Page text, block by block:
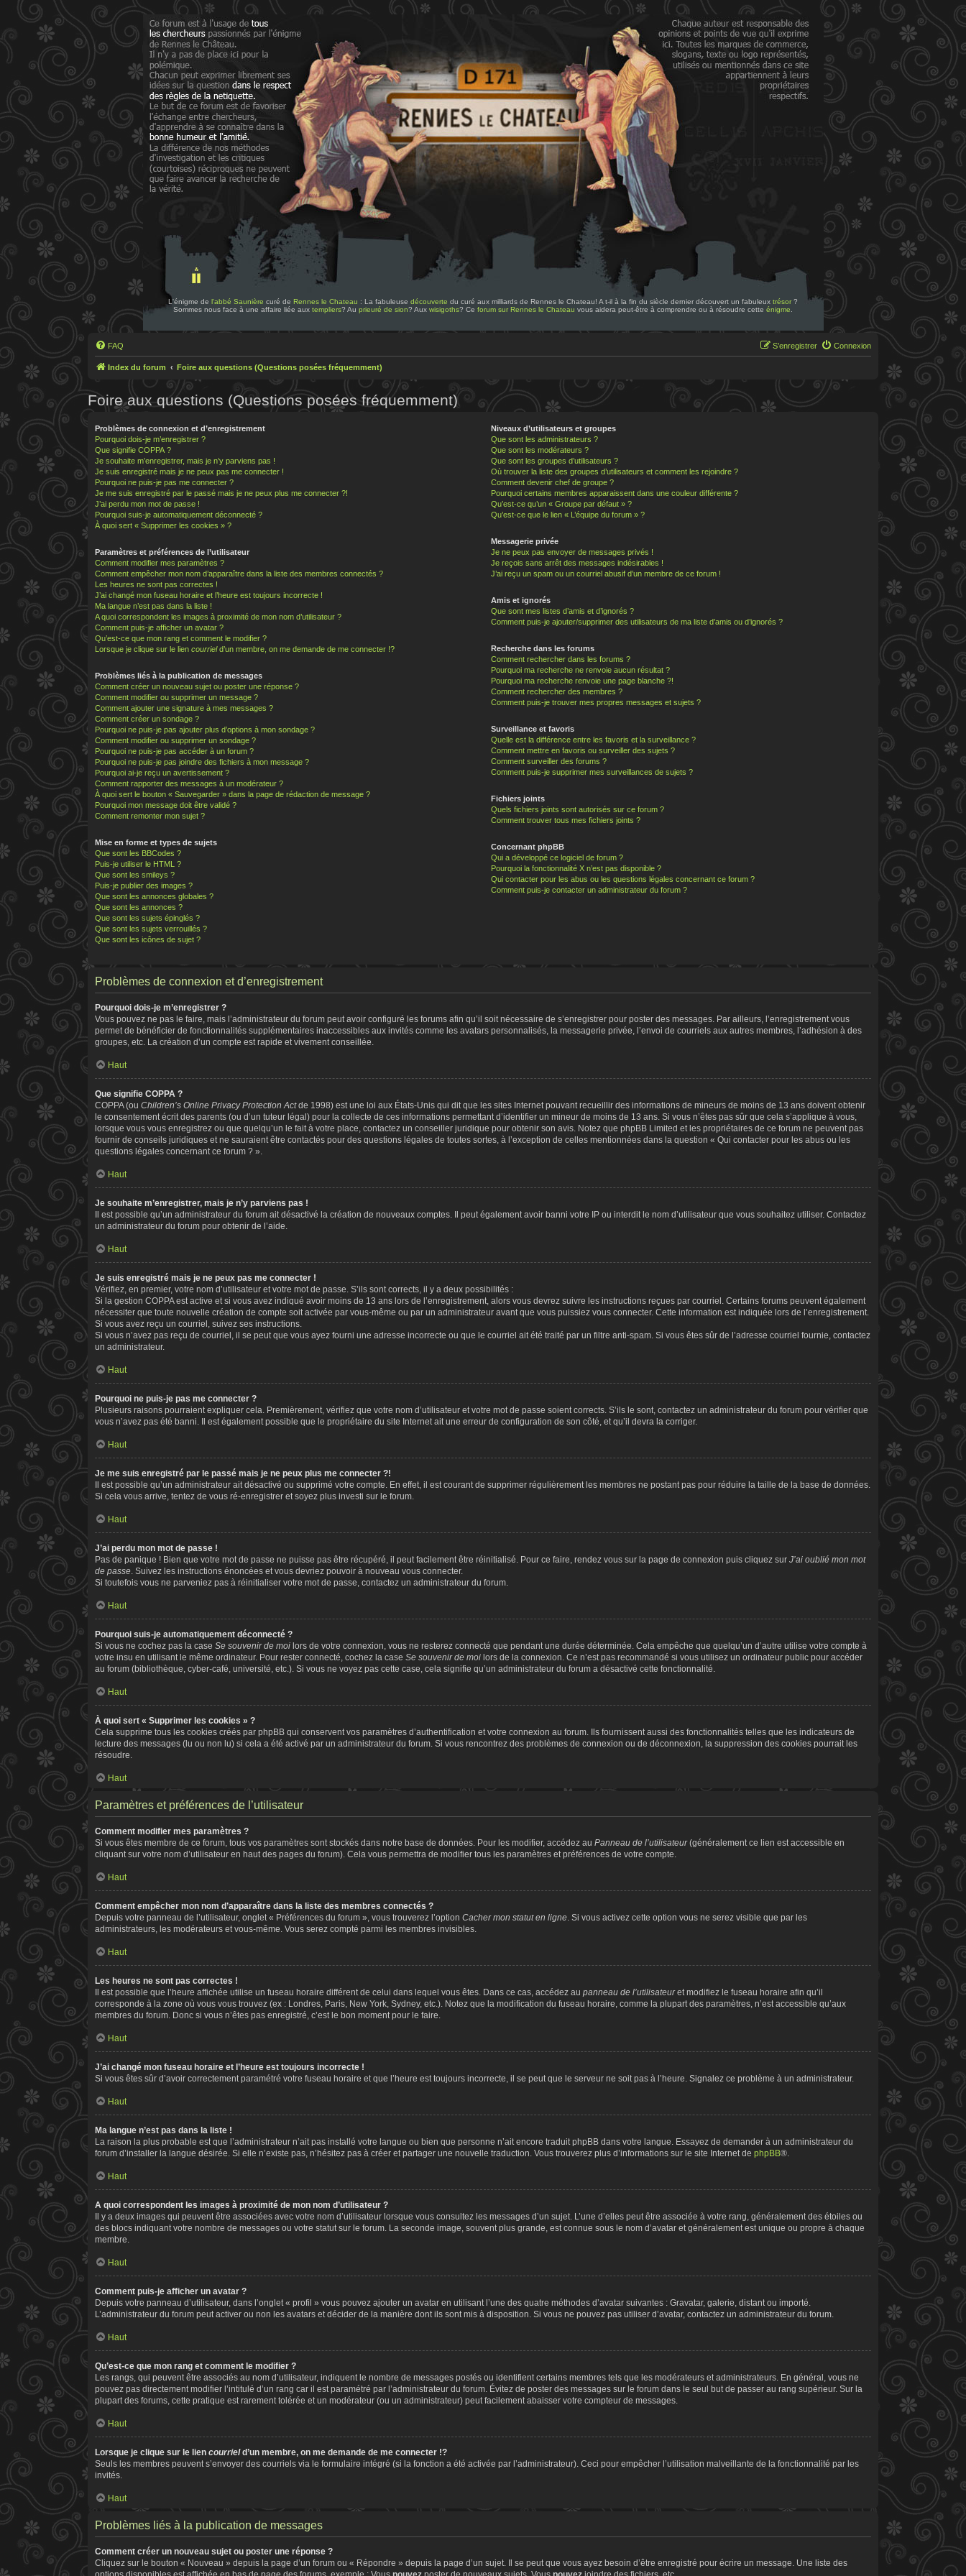
L'énigme de l'abbé Saunière curé de Rennes le Chateau : La fabuleuse découverte du curé aux milliards de Rennes le Chateau! A t-il à la fin du siècle dernier découvert un fabuleux trésor ?
Sommes nous face à une affaire liée aux templiers? Au prieuré de sion? Aux wisigoths? Ce forum sur Rennes le Chateau vous aidera peut-être à comprendre ou à résoudre cette énigme
FAQ Connexion
S’enregistrer
Index du forum Foire aux questions (Questions posées fréquemment)
Foire aux questions (Questions posées fréquemment)
Problèmes de connexion et d’enregistrement
Pourquoi dois-je m’enregistrer ?
Que signifie COPPA ?
Je souhaite m’enregistrer, mais je n’y parviens pas !
Je suis enregistré mais je ne peux pas me connecter !
Pourquoi ne puis-je pas me connecter ?
Je me suis enregistré par le passé mais je ne peux plus me connecter ?!
J’ai perdu mon mot de passe !
Pourquoi suis-je automatiquement déconnecté ?
À quoi sert « Supprimer les cookies » ?
Paramètres et préférences de l’utilisateur
Comment modifier mes paramètres ?
Comment empêcher mon nom d’apparaître dans la liste des membres connectés ?
Les heures ne sont pas correctes !
J’ai changé mon fuseau horaire et l’heure est toujours incorrecte !
Ma langue n’est pas dans la liste !
A quoi correspondent les images à proximité de mon nom d’utilisateur ?
Comment puis-je afficher un avatar ?
Qu’est-ce que mon rang et comment le modifier ?
Lorsque je clique sur le lien courrield’un membre, on me demande de me connecter !?
Problèmes liés à la publication de messages
Comment créer un nouveau sujet ou poster une réponse ?
Comment modifier ou supprimer un message ?
Comment ajouter une signature à mes messages ?
Comment créer un sondage ?
Pourquoi ne puis-je pas ajouter plus d’options à mon sondage ?
Comment modifier ou supprimer un sondage ?
Pourquoi ne puis-je pas accéder à un forum ?
Pourquoi ne puis-je pas joindre des fichiers à mon message ?
Pourquoi ai-je reçu un avertissement ?
Comment rapporter des messages à un modérateur ?
À quoi sert le bouton « Sauvegarder » dans la page de rédaction de message ?
Pourquoi mon message doit être validé ?
Comment remonter mon sujet ?
Mise en forme et types de sujets
Que sont les BBCodes ?
Puis-je utiliser le HTML ?
Que sont les smileys ?
Puis-je publier des images ?
Que sont les annonces globales ?
Que sont les annonces ?
Que sont les sujets épinglés ?
Que sont les sujets verrouillés ?
Que sont les icônes de sujet ?
Niveaux d’utilisateurs et groupes
Que sont les administrateurs ?
Que sont les modérateurs ?
Que sont les groupes d’utilisateurs ?
Où trouver la liste des groupes d’utilisateurs et comment les rejoindre ?
Comment devenir chef de groupe ?
Pourquoi certains membres apparaissent dans une couleur différente ?
Qu’est-ce qu’un « Groupe par défaut » ?
Qu’est-ce que le lien « L’équipe du forum » ?
Messagerie privée
Je ne peux pas envoyer de messages privés !
Je reçois sans arrêt des messages indésirables !
J’ai reçu un spam ou un courriel abusif d’un membre de ce forum !
Amis et ignorés
Que sont mes listes d’amis et d’ignorés ?
Comment puis-je ajouter/supprimer des utilisateurs de ma liste d’amis ou d’ignorés ?
Recherche dans les forums
Comment rechercher dans les forums ?
Pourquoi ma recherche ne renvoie aucun résultat ?
Pourquoi ma recherche renvoie une page blanche ?!
Comment rechercher des membres ?
Comment puis-je trouver mes propres messages et sujets ?
Surveillance et favoris
Quelle est la différence entre les favoris et la surveillance ?
Comment mettre en favoris ou surveiller des sujets ?
Comment surveiller des forums ?
Comment puis-je supprimer mes surveillances de sujets ?
Fichiers joints
Quels fichiers joints sont autorisés sur ce forum ?
Comment trouver tous mes fichiers joints ?
Concernant phpBB
Qui a développé ce logiciel de forum ?
Pourquoi la fonctionnalité X n’est pas disponible ?
Qui contacter pour les abus ou les questions légales concernant ce forum ?
Comment puis-je contacter un administrateur du forum ?
Problèmes de connexion et d’enregistrement
Pourquoi dois-je m’enregistrer ?
Vous pouvez ne pas le faire, mais l’administrateur du forum peut avoir configuré les forums afin qu’il soit nécessaire de s’enregistrer pour poster des messages. Par ailleurs, l’enregistrement vous
permet de bénéficier de fonctionnalités supplémentaires inaccessibles aux invités comme les avatars personnalisés, la messagerie privée, l’envoi de courriels aux autres membres, l’adhésion à des
groupes, etc. La création d’un compte est rapide et vivement conseillée.
Haut
Que signifie COPPA ?
COPPA (ou Children’s Online Privacy Protection Actde 1998) est une loi aux États-Unis qui dit que les sites Internet pouvant recueillir des informations de mineurs de moins de 13 ans doivent obtenir
le consentement écrit des parents (ou d’un tuteur légal) pour la collecte de ces informations permettant d’identifier un mineur de moins de 13 ans. Si vous n’êtes pas sûr que cela s’applique à vous,
lorsque vous vous enregistrez ou que quelqu’un le fait à votre place, contactez un conseiller juridique pour obtenir son avis. Notez que phpBB Limited et les propriétaires de ce forum ne peuvent pas
fournir de conseils juridiques et ne sauraient être contactés pour des questions légales de toutes sortes, à l’exception de celles mentionnées dans la question « Qui contacter pour les abus ou les
questions légales concernant ce forum ? ».
Haut
Je souhaite m’enregistrer, mais je n’y parviens pas !
Il est possible qu’un administrateur du forum ait désactivé la création de nouveaux comptes. Il peut également avoir banni votre IP ou interdit le nom d’utilisateur que vous souhaitez utiliser. Contactez
un administrateur du forum pour obtenir de l’aide.
Haut
Je suis enregistré mais je ne peux pas me connecter !
Vérifiez, en premier, votre nom d’utilisateur et votre mot de passe. S’ils sont corrects, il y a deux possibilités :
Si la gestion COPPA est active et si vous avez indiqué avoir moins de 13 ans lors de l’enregistrement, alors vous devrez suivre les instructions reçues par courriel. Certains forums peuvent également
nécessiter que toute nouvelle création de compte soit activée par vous-même ou par un administrateur avant que vous puissiez vous connecter. Cette information est indiquée lors de l’enregistrement.
Si vous avez reçu un courriel, suivez ses instructions.
Si vous n’avez pas reçu de courriel, il se peut que vous ayez fourni une adresse incorrecte ou que le courriel ait été traité par un filtre anti-spam. Si vous êtes sûr de l’adresse courriel fournie, contactez
un administrateur.
Haut
Pourquoi ne puis-je pas me connecter ?
Plusieurs raisons pourraient expliquer cela. Premièrement, vérifiez que votre nom d’utilisateur et votre mot de passe soient corrects. S’ils le sont, contactez un administrateur du forum pour vérifier que
vous n’avez pas été banni. Il est également possible que le propriétaire du site Internet ait une erreur de configuration de son côté, et qu’il devra la corriger.
Haut
Je me suis enregistré par le passé mais je ne peux plus me connecter ?!
Il est possible qu’un administrateur ait désactivé ou supprimé votre compte. En effet, il est courant de supprimer régulièrement les membres ne postant pas pour réduire la taille de la base de données.
Si cela vous arrive, tentez de vous ré-enregistrer et soyez plus investi sur le forum.
Haut
J’ai perdu mon mot de passe !
Pas de panique ! Bien que votre mot de passe ne puisse pas être récupéré, il peut facilement être réinitialisé. Pour ce faire, rendez vous sur la page de connexion puis cliquez sur J’ai oublié mon mot
de passe. Suivez les instructions énoncées et vous devriez pouvoir à nouveau vous connecter.
Si toutefois vous ne parveniez pas à réinitialiser votre mot de passe, contactez un administrateur du forum.
Haut
Pourquoi suis-je automatiquement déconnecté ?
Si vous ne cochez pas la case Se souvenir de moi lors de votre connexion, vous ne resterez connecté que pendant une durée déterminée. Cela empêche que quelqu’un d’autre utilise votre compte à
votre insu en utilisant le même ordinateur. Pour rester connecté, cochez la case Se souvenir de moi lors de la connexion. Ce n’est pas recommandé si vous utilisez un ordinateur public pour accéder
au forum (bibliothèque, cyber-café, université, etc.). Si vous ne voyez pas cette case, cela signifie qu’un administrateur du forum a désactivé cette fonctionnalité.
Haut
À quoi sert « Supprimer les cookies » ?
Cela supprime tous les cookies créés par phpBB qui conservent vos paramètres d’authentification et votre connexion au forum. Ils fournissent aussi des fonctionnalités telles que les indicateurs de
lecture des messages (lu ou non lu) si cela a été activé par un administrateur du forum. Si vous rencontrez des problèmes de connexion ou de déconnexion, la suppression des cookies pourrait les
résoudre.
Haut
Paramètres et préférences de l’utilisateur
Comment modifier mes paramètres ?
Si vous êtes membre de ce forum, tous vos paramètres sont stockés dans notre base de données. Pour les modifier, accédez au Panneau de l’utilisateur(généralement ce lien est accessible en
cliquant sur votre nom d’utilisateur en haut des pages du forum). Cela vous permettra de modifier tous les paramètres et préférences de votre compte.
Haut
Comment empêcher mon nom d’apparaître dans la liste des membres connectés ?
Depuis votre panneau de l’utilisateur, onglet « Préférences du forum », vous trouverez l’option Cacher mon statut en ligne. Si vous activez cette option vous ne serez visible que par les
administrateurs, les modérateurs et vous-même. Vous serez compté parmi les membres invisibles.
Haut
Les heures ne sont pas correctes !
Il est possible que l’heure affichée utilise un fuseau horaire différent de celui dans lequel vous êtes. Dans ce cas, accédez au panneau de l’utilisateuret modifiez le fuseau horaire afin qu’il
corresponde à la zone où vous vous trouvez (ex : Londres, Paris, New York, Sydney, etc.). Notez que la modification du fuseau horaire, comme la plupart des paramètres, n’est accessible qu’aux
membres du forum. Donc si vous n’êtes pas enregistré, c’est le bon moment pour le faire.
Haut
J’ai changé mon fuseau horaire et l’heure est toujours incorrecte !
Si vous êtes sûr d’avoir correctement paramétré votre fuseau horaire et que l’heure est toujours incorrecte, il se peut que le serveur ne soit pas à l’heure. Signalez ce problème à un administrateur.
Haut
Ma langue n’est pas dans la liste !
La raison la plus probable est que l’administrateur n’ait pas installé votre langue ou bien que personne n’ait encore traduit phpBB dans votre langue. Essayez de demander à un administrateur du
forum d’installer la langue désirée. Si elle n’existe pas, n’hésitez pas à créer et partager une nouvelle traduction. Vous trouverez plus d’informations sur le site Internet de phpBB®.
Haut
A quoi correspondent les images à proximité de mon nom d’utilisateur ?
Il y a deux images qui peuvent être associées avec votre nom d’utilisateur lorsque vous consultez les messages d’un sujet. L’une d’elles peut être associée à votre rang, généralement des étoiles ou
des blocs indiquant votre nombre de messages ou votre statut sur le forum. La seconde image, souvent plus grande, est connue sous le nom d’avatar et généralement est unique ou propre à chaque
membre.
Haut
Comment puis-je afficher un avatar ?
Depuis votre panneau d’utilisateur, dans l’onglet « profil » vous pouvez ajouter un avatar en utilisant l’une des quatre méthodes d’avatar suivantes : Gravatar, galerie, distant ou importé.
L’administrateur du forum peut activer ou non les avatars et décider de la manière dont ils sont mis à disposition. Si vous ne pouvez pas utiliser d’avatar, contactez un administrateur du forum.
Haut
Qu’est-ce que mon rang et comment le modifier ?
Les rangs, qui peuvent être associés au nom d’utilisateur, indiquent le nombre de messages postés ou identifient certains membres tels que les modérateurs et administrateurs. En général, vous ne
pouvez pas directement modifier l’intitulé d’un rang car il est paramétré par l’administrateur du forum. Évitez de poster des messages sur le forum dans le seul but de passer au rang supérieur. Sur la
plupart des forums, cette pratique est rarement tolérée et un modérateur (ou un administrateur) peut facilement abaisser votre compteur de messages.
Haut
Lorsque je clique sur le lien courrield’un membre, on me demande de me connecter !?
Seuls les membres peuvent s’envoyer des courriels via le formulaire intégré (si la fonction a été activée par l’administrateur). Ceci pour empêcher l’utilisation malveillante de la fonctionnalité par les
invités.
Haut
Problèmes liés à la publication de messages
Comment créer un nouveau sujet ou poster une réponse ?
Cliquez sur le bouton « Nouveau » depuis la page d’un forum ou « Répondre » depuis la page d’un sujet. Il se peut que vous ayez besoin d’être enregistré pour écrire un message. Une liste des